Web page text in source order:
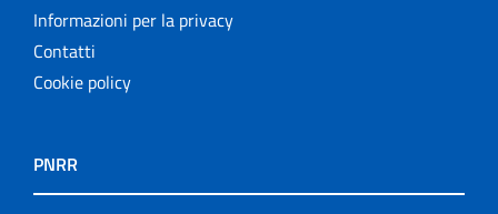
Informazioni per la privacy
Contatti
Cookie policy
PNRR